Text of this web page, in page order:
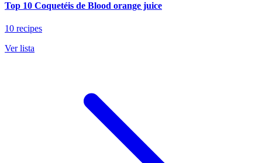
Top 10 Coquetéis de Blood orange juice
10 recipes
Ver lista